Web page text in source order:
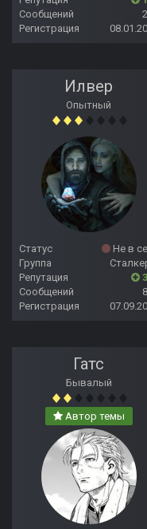
Сообщений
Регистрация
Илвер
Опытный
Статус
Не в
Группа
Репутация
Сообщений
Регистрация
Гатс
Бывалый
Автор темы